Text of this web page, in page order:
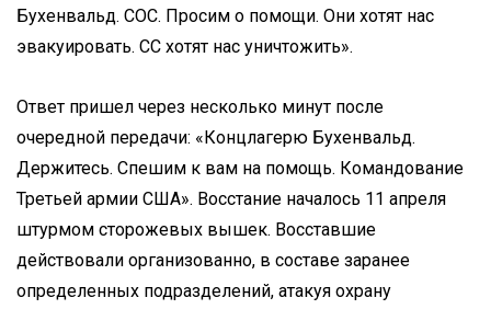
Бухенвальд. СОС. Просим о помощи. Они хотят нас
эвакуировать. СС хотят нас уничтожить».
Ответ пришел через несколько минут после
очередной передачи: «Концлагерю Бухенвальд.
Держитесь. Спешим к вам на помощь. Командование
Третьей армии США». Восстание началось 11 апреля
штурмом сторожевых вышек. Восставшие
действовали организованно, в составе заранее
определенных подразделений, атакуя охрану